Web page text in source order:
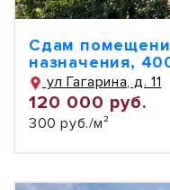
Сдам
назначения,
ул Гагарина, д. 11
120 000 руб.
300 руб./м²